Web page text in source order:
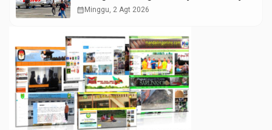
calendar_monthMinggu, 2 Agt 2026